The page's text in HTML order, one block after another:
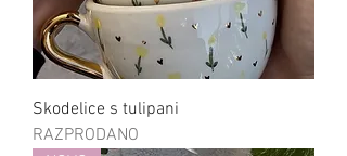
Skodelice s tulipani
RAZPRODANO